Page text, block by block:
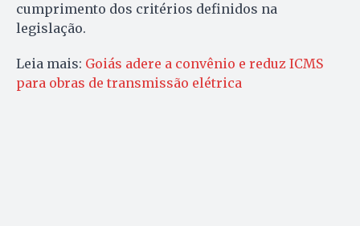
cumprimento dos critérios definidos na
legislação.
Leia mais: Goiás adere a convênio e reduz ICMS
para obras de transmissão elétrica